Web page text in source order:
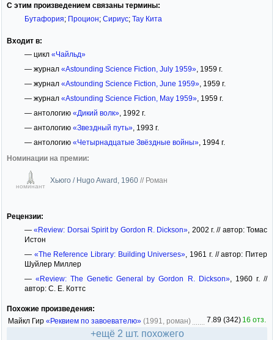
С этим произведением связаны термины:
Бутафория; Процион; Сириус; Тау Кита
Входит в:
— цикл «Чайльд»
— журнал «Astounding Science Fiction, July 1959», 1959 г.
— журнал «Astounding Science Fiction, June 1959», 1959 г.
— журнал «Astounding Science Fiction, May 1959», 1959 г.
— антологию «Дикий волк», 1992 г.
— антологию «Звездный путь», 1993 г.
— антологию «Четырнадцатые Звёздные войны», 1994 г.
Номинации на премии:
номинант
Хьюго / Hugo Award, 1960 // Роман
Рецензии:
—«Review: Dorsai Spirit by Gordon R. Dickson» , 2002 г. // автор: Томас
Истон
— «The Reference Library: Building Universes» , 1961 г. // автор: Питер
Шуйлер Миллер
— «Review: The Genetic General by Gordon R. Dickson», 1960 г. //
автор: С. Е. Коттс
Похожие произведения:
Майкл Гир «Реквием по завоевателю» (1991, роман) 7.89 (342) 16 отз.
+ещё 2 шт. похожего